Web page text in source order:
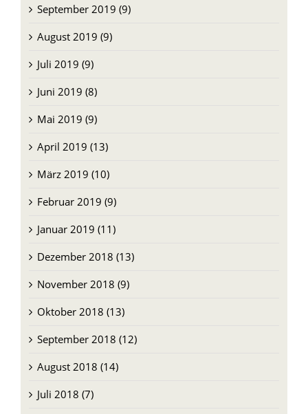
September 2019 (9)
August 2019 (9)
Juli 2019 (9)
Juni 2019 (8)
Mai 2019 (9)
April 2019 (13)
März 2019 (10)
Februar 2019 (9)
Januar 2019 (11)
Dezember 2018 (13)
November 2018 (9)
Oktober 2018 (13)
September 2018 (12)
August 2018 (14)
Juli 2018 (7)